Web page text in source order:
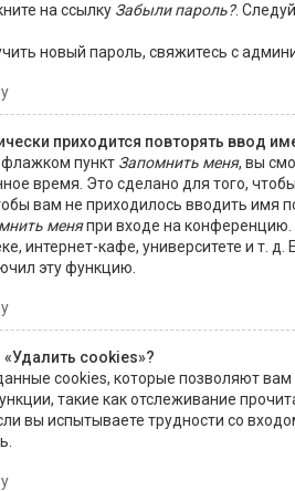
на ссылку Забыли пароль?.
новый пароль, свяжитесь с
приходится повторять ввод
флажком пункт Запомнить меня, вы
время. Это сделано для того,
вам не приходилось вводить имя
меняпри входе на конференцию.
интернет-кафе, университете и т. д.
эту функцию.
cookies»?
cookies, которые позволяют
такие как отслеживание
вы испытываете трудности со